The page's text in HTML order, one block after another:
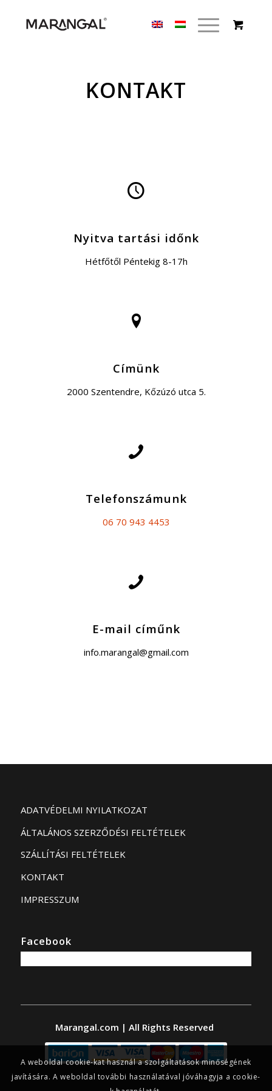
KONTAKT
Nyitva tartási időnk
Hétfőtől Péntekig 8-17h
Címünk
2000 Szentendre, Kőzúzó utca 5.
Telefonszámunk
06 70 943 4453
E-mail címűnk
info.marangal@gmail.com
ADATVÉDELMI NYILATKOZAT
ÁLTALÁNOS SZERZŐDÉSI FELTÉTELEK
SZÁLLÍTÁSI FELTÉTELEK
KONTAKT
IMPRESSZUM
Facebook
Marangal.com | All Rights Reserved
A weboldal cookie-kat használ a szolgáltatások minőségének
javítására. A weboldal további használatával jóváhagyja a cookie-